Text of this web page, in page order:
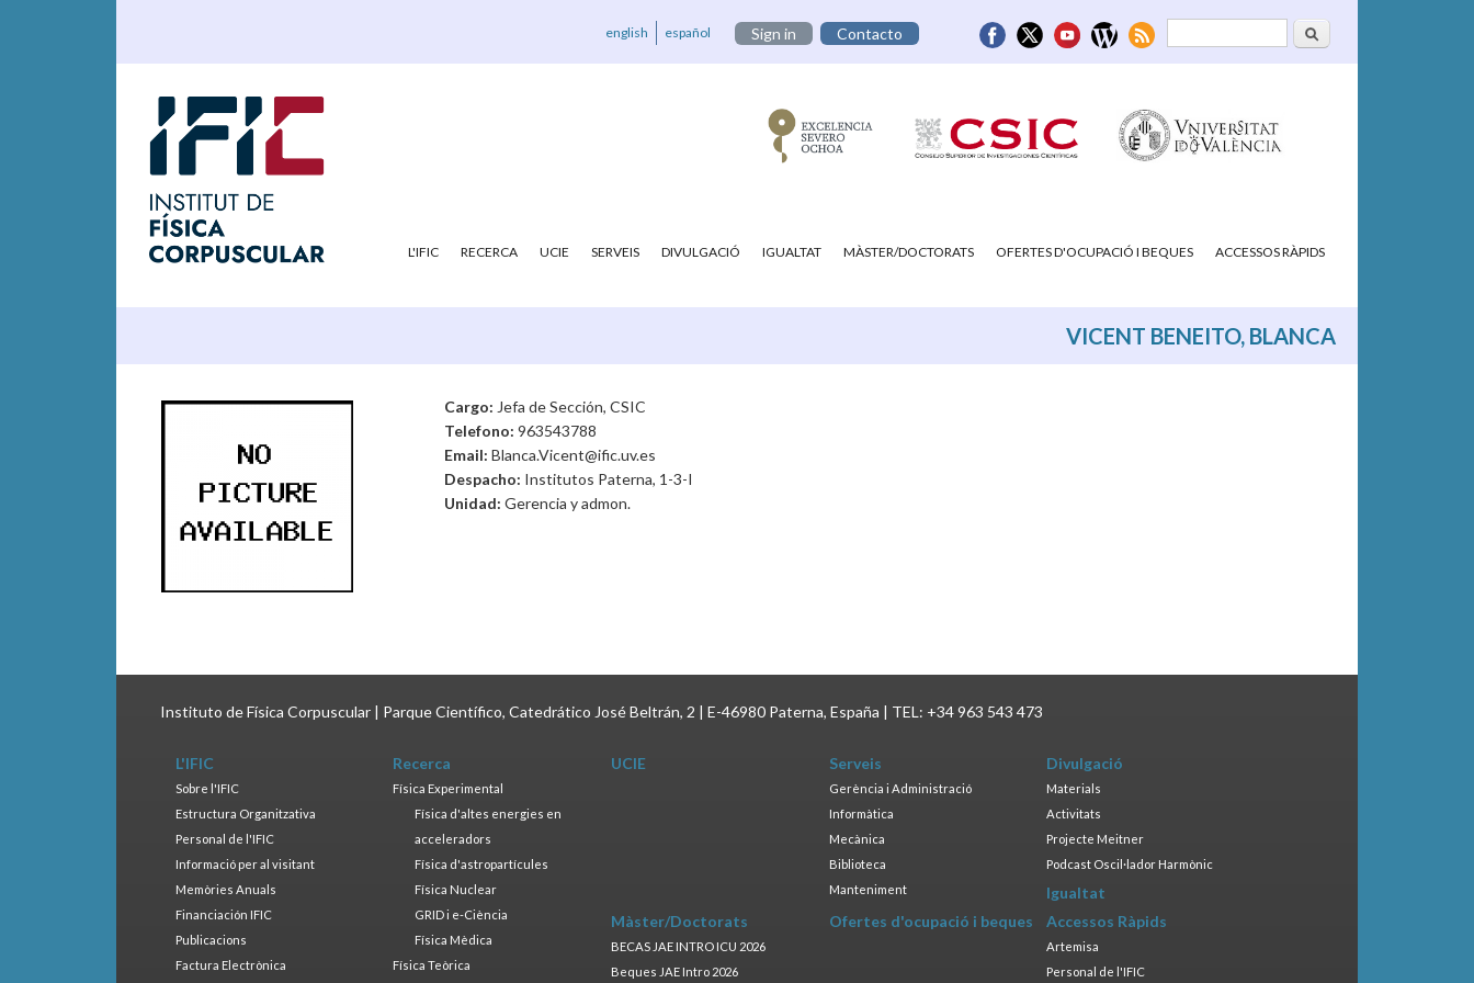
Formulari deCerca
english español Sign in Contacto
L'IFIC RECERCA UCIE SERVEIS DIVULGACIÓ IGUALTAT MÀSTER/DOCTORATS OFERTES D'OCUPACIÓ I BEQUES ACCESSOS RÀPIDS
VICENT BENEITO, BLANCA
Cargo: Jefa de Sección, CSIC
Telefono: 963543788
Email: Blanca.Vicent@ific.uv.es
Despacho: Institutos Paterna, 1-3-I
Unidad: Gerencia y admon.
Instituto de Física Corpuscular | Parque Científico, Catedrático José Beltrán, 2 | E-46980 Paterna, España | TEL: +34 963 543 473
L'IFIC
Sobre l'IFIC
Estructura Organitzativa
Personal de l'IFIC
Informació per al visitant
Memòries Anuals
Financiación IFIC
Publicacions
Factura Electrònica
Recerca
Física Experimental
Física d'altes energies en
acceleradors
Física d'astropartícules
Física Nuclear
GRID i e-Ciència
Física Mèdica
Física Teòrica
UCIE Serveis
Gerència i Administració
Informàtica
Mecànica
Biblioteca
Manteniment
Divulgació
Materials
Activitats
Projecte Meitner
Podcast Oscil·lador Harmònic
Igualtat
Màster/Doctorats
BECAS JAE INTRO ICU 2026
Beques JAE Intro 2026
Ofertes d'ocupació i beques Accessos Ràpids
Artemisa
Personal de l'IFIC